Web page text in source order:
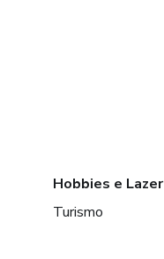
Hobbies e Lazer
Turismo